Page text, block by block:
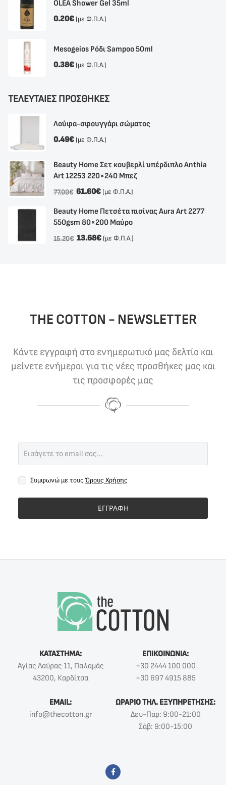
OLEA Shower Gel 35ml
0.20€ (με Φ.Π.Α.)
Mesogeios Ρόδι Sampoo 50ml
0.38€ (με Φ.Π.Α.)
ΤΕΛΕΥΤΑΙΕΣ ΠΡΟΣΘΗΚΕΣ
Λούφα-σφουγγάρι σώματος
0.49€ (με Φ.Π.Α.)
Beauty Home Σετ κουβερλί υπέρδιπλο Anthia
Αrt 12253 220×240 Μπεζ
77.00€ 61.60€ (με Φ.Π.Α.)
Beauty Home Πετσέτα πισίνας Aura Art 2277
550gsm 80×200 Μαύρο
15.20€ 13.68€ (με Φ.Π.Α.)
THE COTTON - NEWSLETTER
Κάντε εγγραφή στο ενημερωτικό μας δελτίο και
μείνετε ενήμεροι για τις νέες προσθήκες μας και
τις προσφορές μας
Συμφωνώ με τους Όρους Χρήσης
ΕΓΓΡΑΦΗ
ΚΑΤΑΣΤΗΜΑ:
Αγίας Λαύρας 11, Παλαμάς
43200, Καρδίτσα
ΕΠΙΚΟΙΝΩΝΙΑ:
+30 2444 100 000
+30 697 4915 885
EMAIL:
info@thecotton.gr
ΩΡΑΡΙΟ ΤΗΛ. ΕΞΥΠΗΡΕΤΗΣΗΣ:
Δευ-Παρ: 9:00-21:00
Σάβ: 9:00-15:00